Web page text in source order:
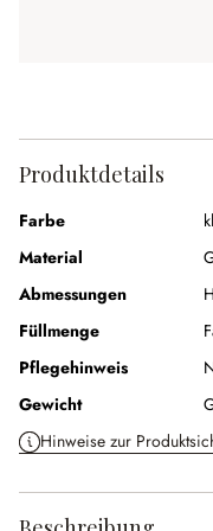
Produktdetails
Farbe
Material
Abmessungen
Füllmenge
Pflegehinweis
Gewicht
Hinweise zur